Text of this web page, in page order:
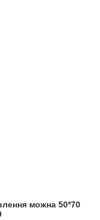
можна 50*70